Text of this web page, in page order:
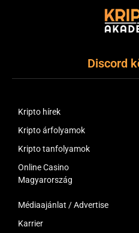
Discord
Kripto hírek
Kripto árfolyamok
Kripto tanfolyamok
Online Casino
Magyarország
Médiaajánlat / Advertise
Karrier